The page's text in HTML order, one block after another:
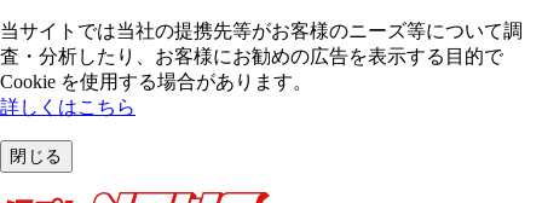
当サイトでは当社の提携先等がお客様のニーズ等について調
査・分析したり、お客様にお勧めの広告を表⽰する⽬的で
Cookie を使⽤する場合があります。
詳しくはこちら
閉じる